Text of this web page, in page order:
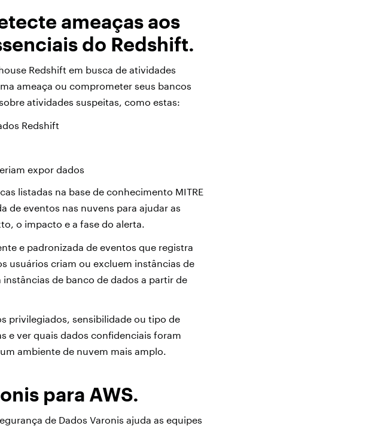
ameaças aos
do Redshift.
Redshift em busca de atividades
ameaça ou comprometer seus bancos
atividades suspeitas, como estas:
Redshift
expor dados
listadas na base de conhecimento MITRE
de eventos nas nuvens para ajudar as
o impacto e a fase do alerta.
e padronizada de eventos que registra
usuários criam ou excluem instâncias de
de banco de dados a partir de
privilegiados, sensibilidade ou tipo de
e ver quais dados confidenciais foram
ambiente de nuvem mais amplo.
para AWS.
de Dados Varonis ajuda as equipes